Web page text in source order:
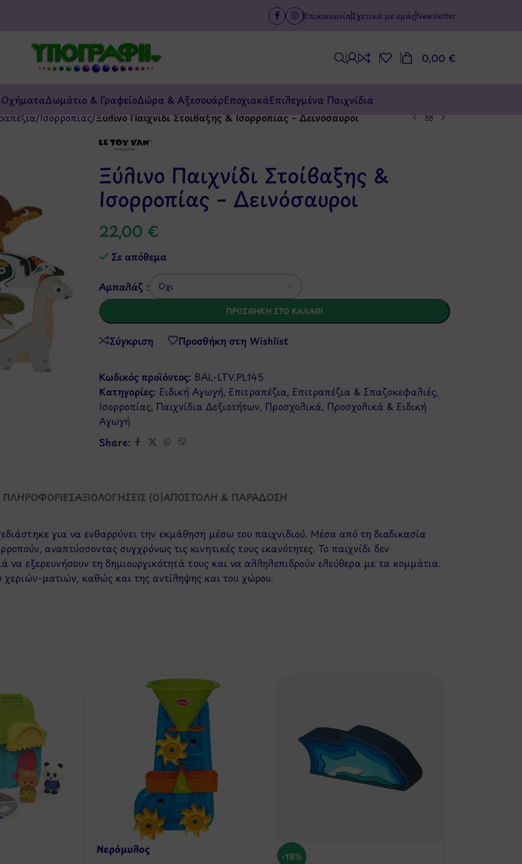
Επικοινωνία Σχετικά με εμάςNewsletter
0,00 €
ΟχήματαΔωμάτιο & ΓραφείοΔώρα & ΑξεσουάρΕποχιακάΕπιλεγμένα Παιχνίδια
/Ισορροπίας/Ξύλινο Παιχνίδι Στοίβαξης & Ισορροπίας – Δεινόσαυροι
Ξύλινο Παιχνίδι Στοίβαξης &
Ισορροπίας – Δεινόσαυροι
22,00 €
Σε απόθεμα
Αμπαλάζ :
ΠΡΟΣΘΉΚΗ ΣΤΟ ΚΑΛΆΘΙ
Σύγκριση Προσθήκη στη Wishlist
Κωδικός προϊόντος: BAL-LTV.PL145
Κατηγορίες: Ειδική Αγωγή, Επιτραπέζια, Επιτραπέζια & Σπαζοκεφαλιές,
Ισορροπίας, Παιχνίδια Δεξιοτήτων, Προσχολικά, Προσχολικά & Ειδική
Αγωγή
Share:
ΠΛΗΡΟΦΟΡΊΕΣΑΞΙΟΛΟΓΉΣΕΙΣ (0)ΑΠΟΣΤΟΛΉ & ΠΑΡΆΔΟΣΗ
για να ενθαρρύνει την εκμάθηση μέσω του παιχνιδιού. Μέσα από τη διαδικασία
αναπτύσσοντας συγχρόνως τις κινητικές τους ικανότητες. Το παιχνίδι δεν
να εξερευνήσουν τη δημιουργικότητά τους και να αλληλεπιδρούν ελεύθερα με τα κομμάτια.
ματιών, καθώς και της αντίληψης και του χώρου.
Νερόμυλος
-18%